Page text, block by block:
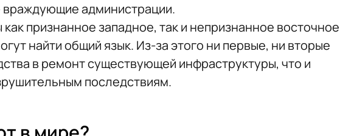
враждующие администрации.
признанное западное, так и непризнанное восточное
найти общий язык. Из-за этого ни первые, ни вторые
в ремонт существующей инфраструктуры, что и
последствиям.